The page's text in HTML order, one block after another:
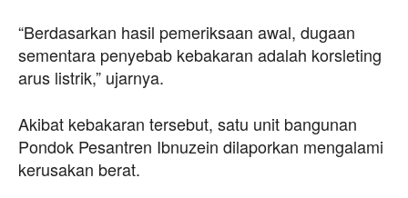
“Berdasarkan hasil pemeriksaan awal, dugaan
sementara penyebab kebakaran adalah korsleting
arus listrik,” ujarnya.
Akibat kebakaran tersebut, satu unit bangunan
Pondok Pesantren Ibnuzein dilaporkan mengalami
kerusakan berat.